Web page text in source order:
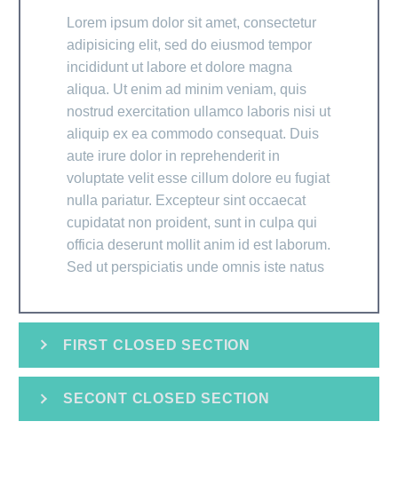
Lorem ipsum dolor sit amet, consectetur
adipisicing elit, sed do eiusmod tempor
incididunt ut labore et dolore magna
aliqua. Ut enim ad minim veniam, quis
nostrud exercitation ullamco laboris nisi ut
aliquip ex ea commodo consequat. Duis
aute irure dolor in reprehenderit in
voluptate velit esse cillum dolore eu fugiat
nulla pariatur. Excepteur sint occaecat
cupidatat non proident, sunt in culpa qui
officia deserunt mollit anim id est laborum.
Sed ut perspiciatis unde omnis iste natus
FIRST CLOSED SECTION
SECONT CLOSED SECTION